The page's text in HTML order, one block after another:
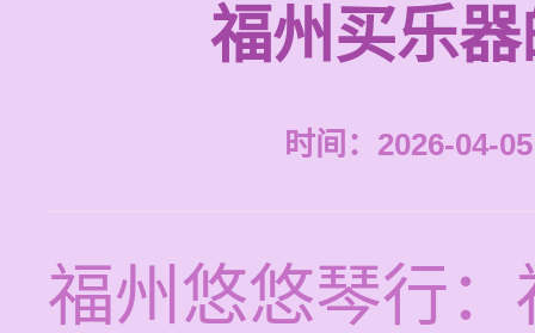
福州买乐
时间：2026-04-
福州悠悠琴行